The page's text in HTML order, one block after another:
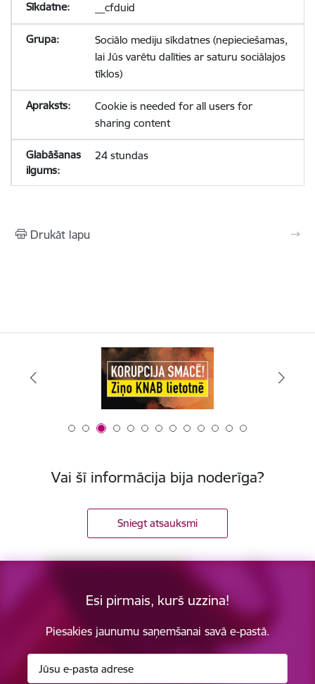
__cfduid
Sociālo mediju sīkdatnes (nepieciešamas,
lai Jūs varētu dalīties ar saturu sociālajos
tīklos)
Cookie is needed for all users for
sharing content
24 stundas
Drukāt lapu
Vai šī informācija bija noderīga?
Sniegt atsauksmi
Esi pirmais, kurš uzzina!
Piesakies jaunumu saņemšanai savā e-pastā.